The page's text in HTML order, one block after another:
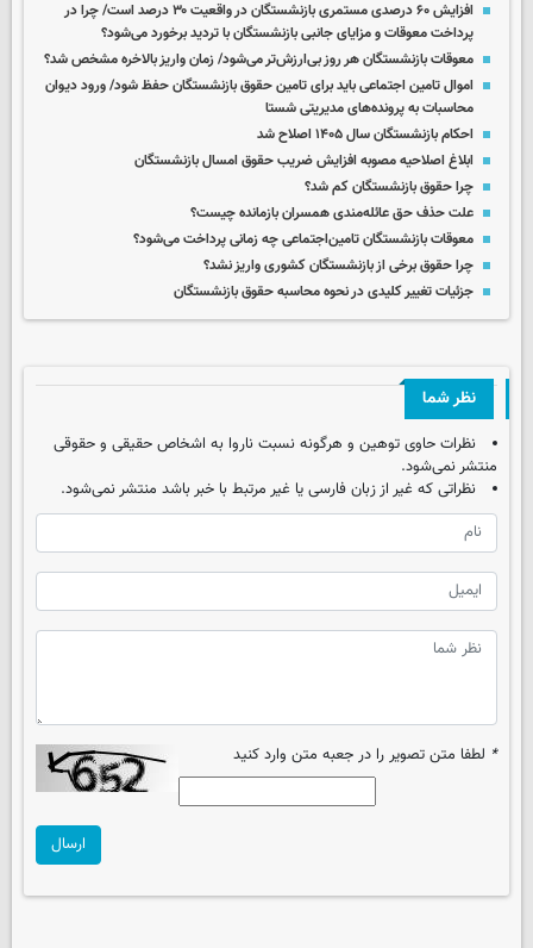
افزایش ۶۰ درصدی مستمری‌ بازنشستگان در واقعیت ۳۰ درصد است/ چرا در
پرداخت معوقات و مزایای جانبی بازنشستگان با تردید برخورد می‌شود؟
معوقات بازنشستگان هر روز بی‌ارزش‌تر می‌شود/ زمان واریز بالاخره مشخص شد؟
اموال تامین اجتماعی باید برای تامین حقوق بازنشستگان حفظ شود/ ورود دیوان
محاسبات به پرونده‌های مدیریتی شستا
احکام بازنشستگان سال ۱۴۰۵ اصلاح شد
ابلاغ اصلاحیه مصوبه افزایش ضریب حقوق امسال بازنشستگان
چرا حقوق بازنشستگان کم شد؟
علت حذف حق عائله‌مندی همسران بازمانده چیست؟
معوقات بازنشستگان تامین‌اجتماعی چه زمانی پرداخت می‌شود؟
چرا حقوق برخی از بازنشستگان کشوری واریز نشد؟
جزئیات تغییر کلیدی در نحوه محاسبه حقوق بازنشستگان
نظر شما
نظرات حاوی توهین و هرگونه نسبت ناروا به اشخاص حقیقی و حقوقی
منتشر نمی‌شود.
نظراتی که غیر از زبان فارسی یا غیر مرتبط با خبر باشد منتشر نمی‌شود.
* لطفا متن تصویر را در جعبه متن وارد کنید
ارسال